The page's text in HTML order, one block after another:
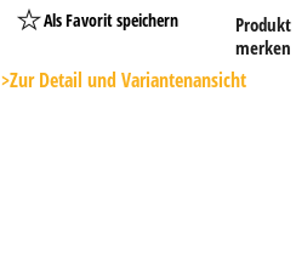
Als Favorit speichern
Button
Produkt
merken
>Zur Detail und Variantenansicht